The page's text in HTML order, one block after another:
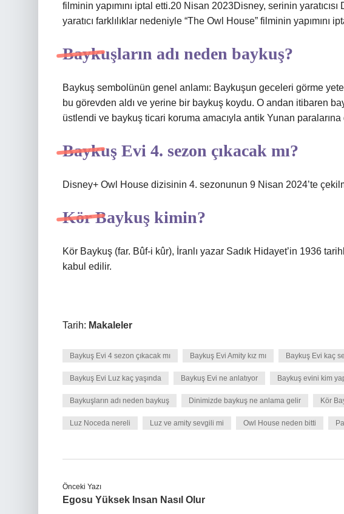
filminin yapımını iptal etti.20 Nisan 2023Disney, serinin
yaratıcı farklılıklar nedeniyle “The Owl House” filminin yapımını
Baykuşların adı neden baykuş?
Baykuş sembolünün genel anlamı: Baykuşun geceleri görme
bu görevden aldı ve yerine bir baykuş koydu. O andan itibaren
üstlendi ve baykuş ticari koruma amacıyla antik Yunan
Baykuş Evi 4. sezon çıkacak mı?
Disney+ Owl House dizisinin 4. sezonunun 9 Nisan 2024’te
Kör Baykuş kimin?
Kör Baykuş (far. Bûf-i kûr), İranlı yazar Sadık Hidayet’in 1936
kabul edilir.
Tarih: Makaleler
Baykuş Evi 4 sezon çıkacak mı Baykuş Evi Amity kız mı Baykuş Evi kaç
Baykuş Evi Luz kaç yaşında Baykuş Evi ne anlatıyor Baykuş evini kim
Baykuşların adı neden baykuş Dinimizde baykuş ne anlama gelir Kör
Luz Noceda nereli Luz ve amity sevgili mi Owl House neden bitti
Önceki Yazı
Egosu Yüksek Insan Nasıl Olur